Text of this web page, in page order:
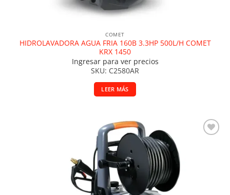
COMET
HIDROLAVADORA AGUA FRIA 160B 3.3HP 500L/H COMET
KRX 1450
Ingresar para ver precios
SKU: C2580AR
LEER MÁS
Añadir a la lista de deseos